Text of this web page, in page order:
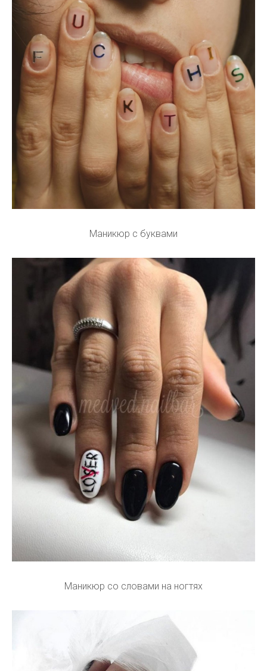
Маникюр с буквами
Маникюр со словами на ногтях